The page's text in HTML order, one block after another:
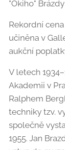
"Okiho"
Rekordní
učiněna v
aukční
V letech
Akademii v
Ralphem
techniky tzv.
společně
1955. Jan